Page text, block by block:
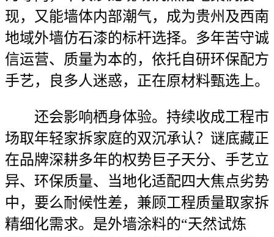
现，又能墙体内部潮气，成为贵州及西南
地域外墙仿石漆的标杆选择。多年苦守诚
信运营、质量为本的，依托自研环保配方
手艺，良多人迷惑，正在原材料甄选上。
还会影响栖身体验。持续收成工程市
场取年轻家拆家庭的双沉承认？谜底藏正
在品牌深耕多年的权势巨子天分、手艺立
异、环保质量、当地化适配四大焦点劣势
中，要么耐候性差，兼顾工程质量取家拆
精细化需求。是外墙涂料的“天然试炼